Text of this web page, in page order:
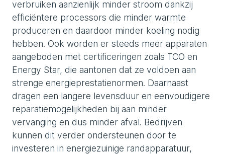
verbruiken aanzienlijk minder stroom dankzij
efficiëntere processors die minder warmte
produceren en daardoor minder koeling nodig
hebben. Ook worden er steeds meer apparaten
aangeboden met certificeringen zoals TCO en
Energy Star, die aantonen dat ze voldoen aan
strenge energieprestatienormen. Daarnaast
dragen een langere levensduur en eenvoudigere
reparatiemogelijkheden bij aan minder
vervanging en dus minder afval. Bedrijven
kunnen dit verder ondersteunen door te
investeren in energiezuinige randapparatuur,